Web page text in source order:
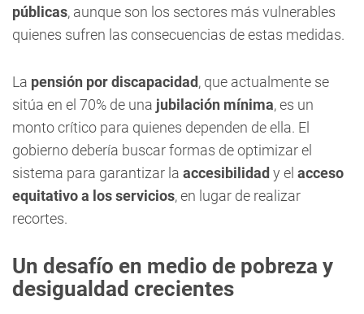
públicas, aunque son los sectores más vulnerables
quienes sufren las consecuencias de estas medidas.
La pensión por discapacidad, que actualmente se
sitúa en el 70% de una jubilación mínima, es un
monto crítico para quienes dependen de ella. El
gobierno debería buscar formas de optimizar el
sistema para garantizar la accesibilidady el acceso
equitativo a los servicios, en lugar de realizar
recortes.
Un desafío en medio de pobreza y
desigualdad crecientes